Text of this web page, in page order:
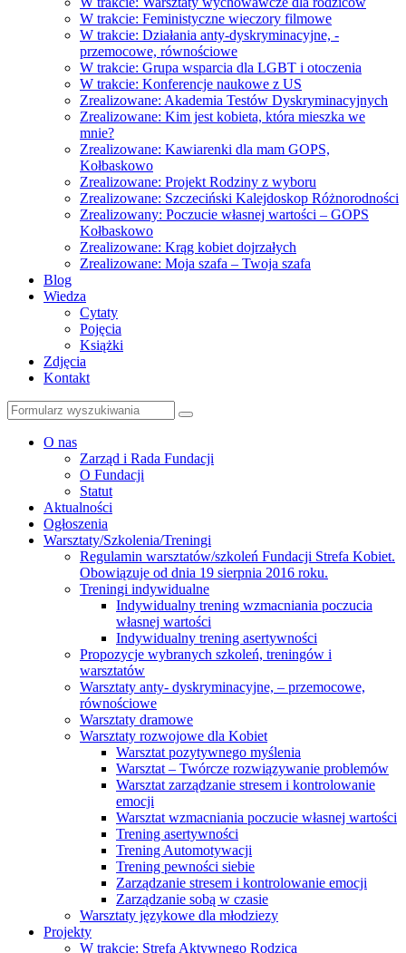
W trakcie: Feministyczne wieczory filmowe
W trakcie: Działania anty-dyskryminacyjne, -
przemocowe, równościowe
W trakcie: Grupa wsparcia dla LGBT i otoczenia
W trakcie: Konferencje naukowe z US
Zrealizowane: Akademia Testów Dyskryminacyjnych
Zrealizowane: Kim jest kobieta, która mieszka we
mnie?
Zrealizowane: Kawiarenki dla mam GOPS,
Kołbaskowo
Zrealizowane: Projekt Rodziny z wyboru
Zrealizowane: Szczeciński Kalejdoskop Różnorodności
Zrealizowany: Poczucie własnej wartości – GOPS
Kołbaskowo
Zrealizowane: Krąg kobiet dojrzałych
Zrealizowane: Moja szafa – Twoja szafa
Blog
Wiedza
Cytaty
Pojęcia
Książki
Zdjęcia
Kontakt
Szukaj
O nas
Zarząd i Rada Fundacji
O Fundacji
Statut
Aktualności
Ogłoszenia
Warsztaty/Szkolenia/Treningi
Regulamin warsztatów/szkoleń Fundacji Strefa Kobiet.
Obowiązuje od dnia 19 sierpnia 2016 roku.
Treningi indywidualne
Indywidualny trening wzmacniania poczucia
własnej wartości
Indywidualny trening asertywności
Propozycje wybranych szkoleń, treningów i
warsztatów
Warsztaty anty- dyskryminacyjne, – przemocowe,
równościowe
Warsztaty dramowe
Warsztaty rozwojowe dla Kobiet
Warsztat pozytywnego myślenia
Warsztat – Twórcze rozwiązywanie problemów
Warsztat zarządzanie stresem i kontrolowanie
emocji
Warsztat wzmacniania poczucie własnej wartości
Trening asertywności
Trening Automotywacji
Trening pewności siebie
Zarządzanie stresem i kontrolowanie emocji
Zarządzanie sobą w czasie
Warsztaty językowe dla młodziezy
Projekty
W trakcie: Strefa Aktywnego Rodzica